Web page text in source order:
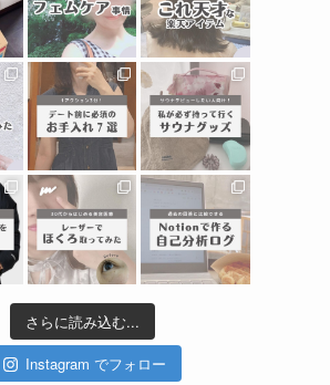
さらに読み込む...
Instagram でフォロー